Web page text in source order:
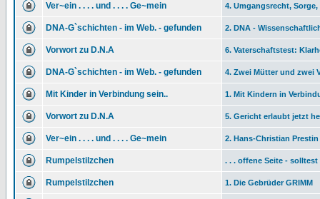
Ver~ein . . . . und . . . . Ge~mein 4. Umgangsrecht,
DNA-G`schichten - im Web. - gefunden 2. DNA -
Vorwort zu D.N.A 6. Vaterschaftstest:
DNA-G`schichten - im Web. - gefunden 4. Zwei Mütter und zwei
Mit Kinder in Verbindung sein.. 1. Mit Kindern in
Vorwort zu D.N.A 5. Gericht erlaubt jetzt
Ver~ein . . . . und . . . . Ge~mein 2. Hans-Christian Prestin
Rumpelstilzchen . . . offene Seite -
Rumpelstilzchen 1. Die Gebrüder GRIMM